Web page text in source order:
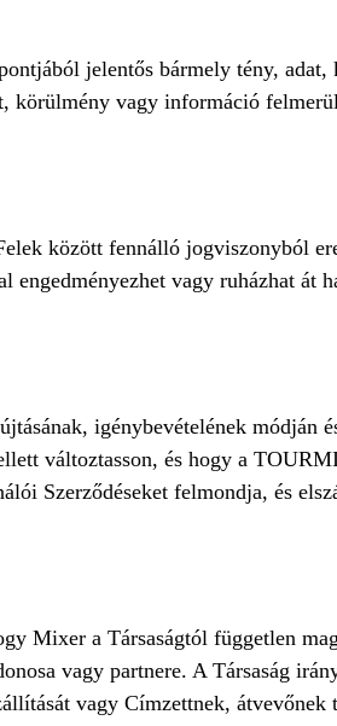
jelentős bármely tény, adat,
körülmény vagy információ
között fennálló jogviszonyból
engedményezhet vagy ruházhat át
igénybevételének módján
változtasson, és hogy a
Szerződéseket felmondja, és
Mixer a Társaságtól független
vagy partnere. A Társaság
vagy Címzettnek, átvevőnek